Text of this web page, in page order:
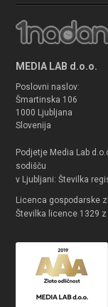
MEDIA LAB d.o.o.
Poslovni naslov:
Šmartinska 106
1000 Ljubljana
Slovenija
Podjetje Media Lab
sodišču
v Ljubljani: Številka
Licenca gospodarske
Številka licence 1329